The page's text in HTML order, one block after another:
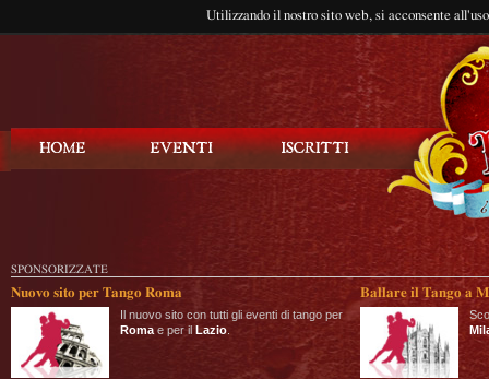
Utilizzando il nostro sito web, si acconsente
SPONSORIZZATE
Nuovo sito per Tango Roma
Il nuovo sito con tutti gli eventi di tango per
Roma e per il Lazio
Ballare il Tango a